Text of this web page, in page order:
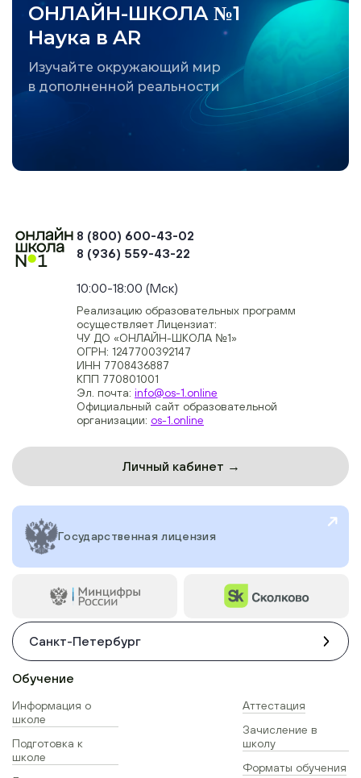
ОНЛАЙН-ШКОЛА №1
Наука в AR
Изучайте окружающий мир
в дополненной реальности
8 (800) 600-43-02
8 (936) 559-43-22
10:00-18:00 (Мск)
Реализацию образовательных программ
осуществляет Лицензиат:
ЧУ ДО «ОНЛАЙН-ШКОЛА №1»
ОГРН: 1247700392147
ИНН 7708436887
КПП 770801001
Эл. почта: info@os-1.online
Официальный сайт образовательной
организации: os-1.online
Личный кабинет →
Государственная лицензия
Санкт-Петербург
Обучение
Информация о
школе
Подготовка к
школе
Аттестация
Зачисление в
школу
Форматы обучения